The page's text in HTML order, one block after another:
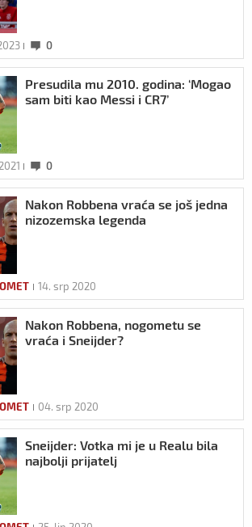
0
Presudila mu 2010. godina: ‘Mogao
sam biti kao Messi i CR7’
0
Nakon Robbena vraća se još jedna
nizozemska legenda
14. srp 2020
Nakon Robbena, nogometu se
vraća i Sneijder?
04. srp 2020
Sneijder: Votka mi je u Realu bila
najbolji prijatelj